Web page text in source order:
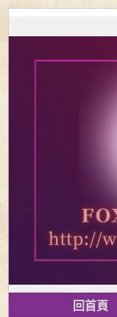
回首頁